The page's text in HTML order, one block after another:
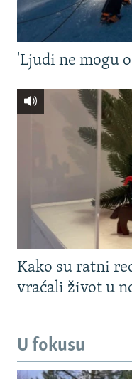
'Ljudi ne mogu
Kako su ratni
vraćali život u
U fokusu